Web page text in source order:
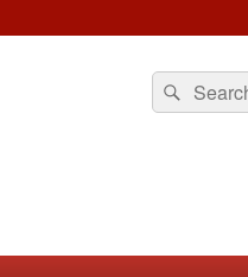
Search
for:
Search